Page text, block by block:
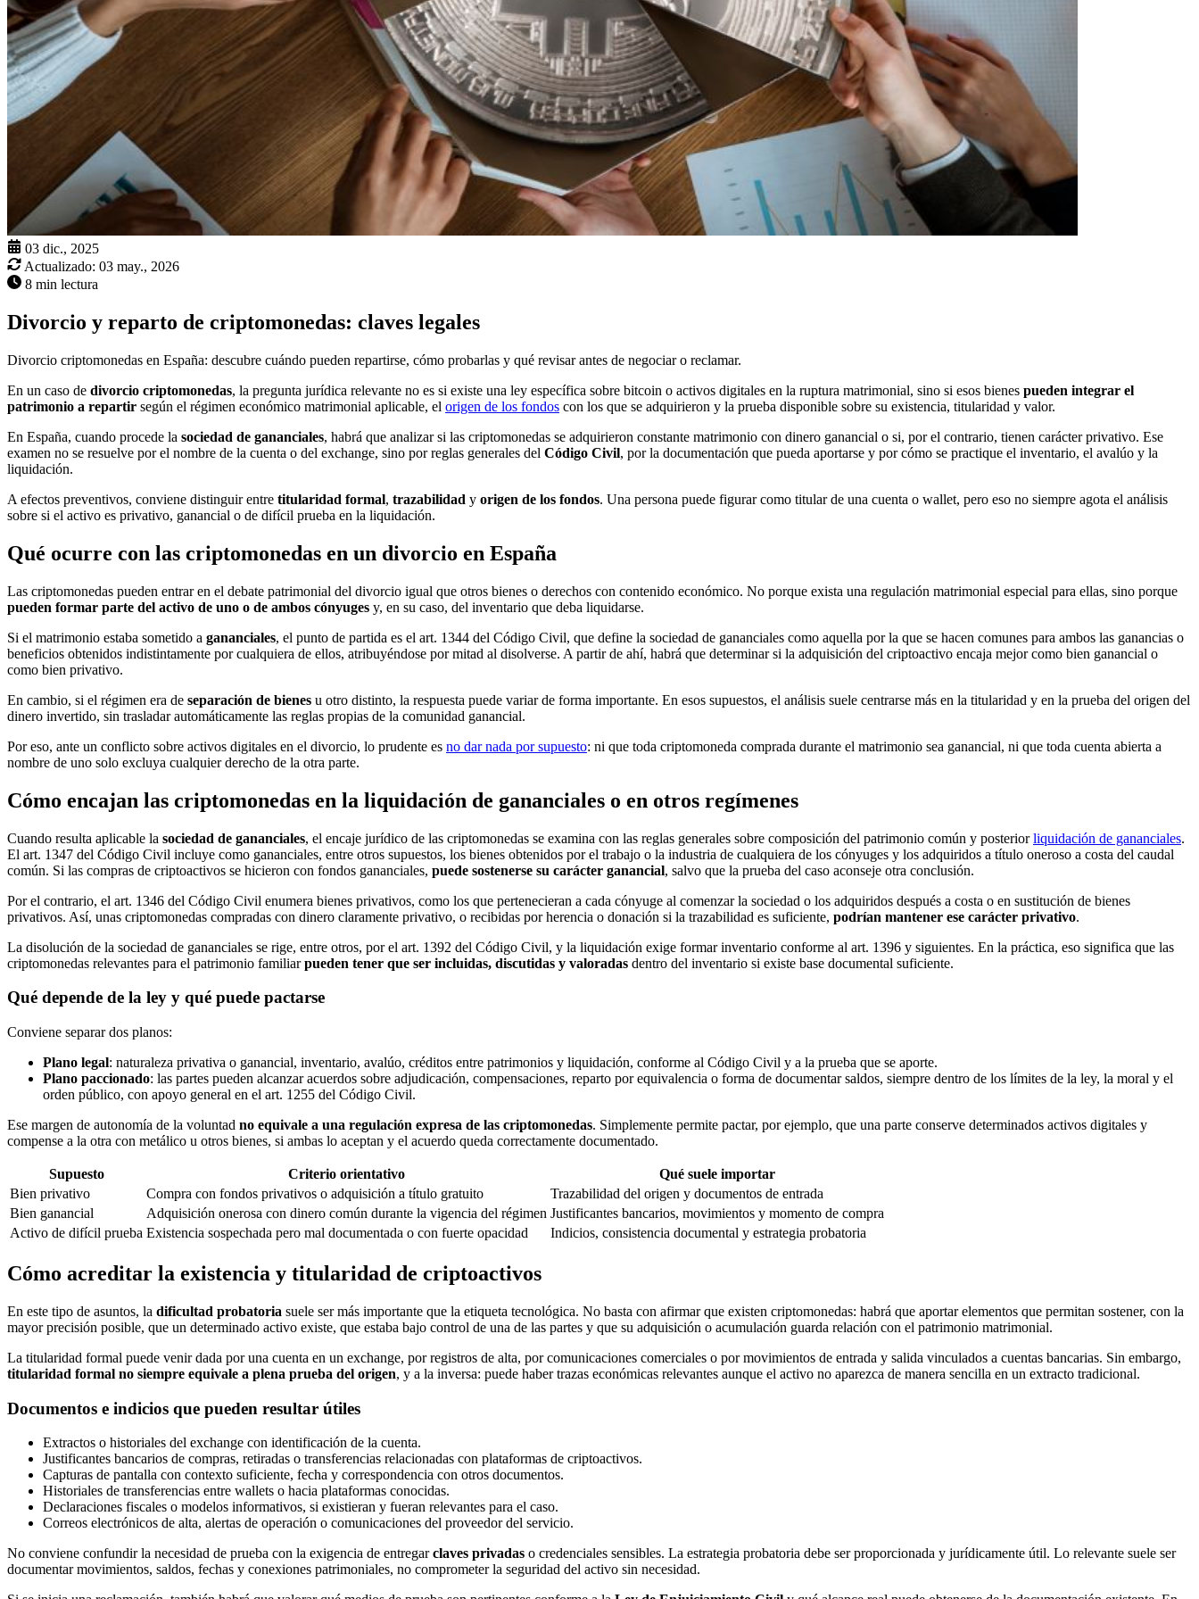
03 dic., 2025
Actualizado: 03 may., 2026
8 min lectura
Divorcio y reparto de criptomonedas: claves legales
Divorcio criptomonedas en España: descubre cuándo pueden repartirse, cómo probarlas y qué revisar antes de negociar o reclamar.
En un caso de divorcio criptomonedas, la pregunta jurídica relevante no es si existe una ley específica sobre bitcoin o activos digitales en la ruptura matrimonial, sino si esos bienes pueden integrar el
patrimonio a repartir según el régimen económico matrimonial aplicable, el origen de los fondos con los que se adquirieron y la prueba disponible sobre su existencia, titularidad y valor.
En España, cuando procede la sociedad de gananciales, habrá que analizar si las criptomonedas se adquirieron constante matrimonio con dinero ganancial o si, por el contrario, tienen carácter privativo. Ese
examen no se resuelve por el nombre de la cuenta o del exchange, sino por reglas generales del Código Civil, por la documentación que pueda aportarse y por cómo se practique el inventario, el avalúo y la
liquidación.
A efectos preventivos, conviene distinguir entre titularidad formal, trazabilidad y origen de los fondos. Una persona puede figurar como titular de una cuenta o wallet, pero eso no siempre agota el análisis
sobre si el activo es privativo, ganancial o de difícil prueba en la liquidación.
Qué ocurre con las criptomonedas en un divorcio en España
Las criptomonedas pueden entrar en el debate patrimonial del divorcio igual que otros bienes o derechos con contenido económico. No porque exista una regulación matrimonial especial para ellas, sino porque
pueden formar parte del activo de uno o de ambos cónyuges y, en su caso, del inventario que deba liquidarse.
Si el matrimonio estaba sometido a gananciales, el punto de partida es el art. 1344 del Código Civil, que define la sociedad de gananciales como aquella por la que se hacen comunes para ambos las ganancias o
beneficios obtenidos indistintamente por cualquiera de ellos, atribuyéndose por mitad al disolverse. A partir de ahí, habrá que determinar si la adquisición del criptoactivo encaja mejor como bien ganancial o
como bien privativo.
En cambio, si el régimen era de separación de bienes u otro distinto, la respuesta puede variar de forma importante. En esos supuestos, el análisis suele centrarse más en la titularidad y en la prueba del origen del
dinero invertido, sin trasladar automáticamente las reglas propias de la comunidad ganancial.
Por eso, ante un conflicto sobre activos digitales en el divorcio, lo prudente es no dar nada por supuesto: ni que toda criptomoneda comprada durante el matrimonio sea ganancial, ni que toda cuenta abierta a
nombre de uno solo excluya cualquier derecho de la otra parte.
Cómo encajan las criptomonedas en la liquidación de gananciales o en otros regímenes
Cuando resulta aplicable la sociedad de gananciales, el encaje jurídico de las criptomonedas se examina con las reglas generales sobre composición del patrimonio común y posteriorliquidación de gananciales.
El art. 1347 del Código Civil incluye como gananciales, entre otros supuestos, los bienes obtenidos por el trabajo o la industria de cualquiera de los cónyuges y los adquiridos a título oneroso a costa del caudal
común. Si las compras de criptoactivos se hicieron con fondos gananciales, puede sostenerse su carácter ganancial, salvo que la prueba del caso aconseje otra conclusión.
Por el contrario, el art. 1346 del Código Civil enumera bienes privativos, como los que pertenecieran a cada cónyuge al comenzar la sociedad o los adquiridos después a costa o en sustitución de bienes
privativos. Así, unas criptomonedas compradas con dinero claramente privativo, o recibidas por herencia o donación si la trazabilidad es suficiente, podrían mantener ese carácter privativo.
La disolución de la sociedad de gananciales se rige, entre otros, por el art. 1392 del Código Civil, y la liquidación exige formar inventario conforme al art. 1396 y siguientes. En la práctica, eso significa que las
criptomonedas relevantes para el patrimonio familiarpueden tener que ser incluidas, discutidas y valoradas dentro del inventario si existe base documental suficiente.
Qué depende de la ley y qué puede pactarse
Conviene separar dos planos:
Plano legal: naturaleza privativa o ganancial, inventario, avalúo, créditos entre patrimonios y liquidación, conforme al Código Civil y a la prueba que se aporte.
Plano paccionado: las partes pueden alcanzar acuerdos sobre adjudicación, compensaciones, reparto por equivalencia o forma de documentar saldos, siempre dentro de los límites de la ley, la moral y el
orden público, con apoyo general en el art. 1255 del Código Civil.
Ese margen de autonomía de la voluntad no equivale a una regulación expresa de las criptomonedas. Simplemente permite pactar, por ejemplo, que una parte conserve determinados activos digitales y
compense a la otra con metálico u otros bienes, si ambas lo aceptan y el acuerdo queda correctamente documentado.
Supuesto Criterio orientativo
Qué suele importar
Bien privativo
Compra con fondos privativos o adquisición a título gratuito
Trazabilidad del origen y documentos de entrada
Bien ganancial
Adquisición onerosa con dinero común durante la vigencia del régimen Justificantes bancarios, movimientos y momento de compra
Activo de difícil prueba Existencia sospechada pero mal documentada o con fuerte opacidad Indicios, consistencia documental y estrategia probatoria
Cómo acreditar la existencia y titularidad de criptoactivos
En este tipo de asuntos, la dificultad probatoria suele ser más importante que la etiqueta tecnológica. No basta con afirmar que existen criptomonedas: habrá que aportar elementos que permitan sostener, con la
mayor precisión posible, que un determinado activo existe, que estaba bajo control de una de las partes y que su adquisición o acumulación guarda relación con el patrimonio matrimonial.
La titularidad formal puede venir dada por una cuenta en un exchange, por registros de alta, por comunicaciones comerciales o por movimientos de entrada y salida vinculados a cuentas bancarias. Sin embargo,
titularidad formal no siempre equivale a plena prueba del origen, y a la inversa: puede haber trazas económicas relevantes aunque el activo no aparezca de manera sencilla en un extracto tradicional.
Documentos e indicios que pueden resultar útiles
Extractos o historiales del exchange con identificación de la cuenta.
Justificantes bancarios de compras, retiradas o transferencias relacionadas con plataformas de criptoactivos.
Capturas de pantalla con contexto suficiente, fecha y correspondencia con otros documentos.
Historiales de transferencias entre wallets o hacia plataformas conocidas.
Declaraciones fiscales o modelos informativos, si existieran y fueran relevantes para el caso.
Correos electrónicos de alta, alertas de operación o comunicaciones del proveedor del servicio.
No conviene confundir la necesidad de prueba con la exigencia de entregarclaves privadas o credenciales sensibles. La estrategia probatoria debe ser proporcionada y jurídicamente útil. Lo relevante suele ser
documentar movimientos, saldos, fechas y conexiones patrimoniales, no comprometer la seguridad del activo sin necesidad.